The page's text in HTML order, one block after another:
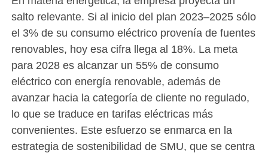
salto relevante. Si al inicio del plan 2023–2025 sólo
el 3% de su consumo eléctrico provenía de fuentes
renovables, hoy esa cifra llega al 18%. La meta
para 2028 es alcanzar un 55% de consumo
eléctrico con energía renovable, además de
avanzar hacia la categoría de cliente no regulado,
lo que se traduce en tarifas eléctricas más
convenientes. Este esfuerzo se enmarca en la
estrategia de sostenibilidad de SMU, que se centra